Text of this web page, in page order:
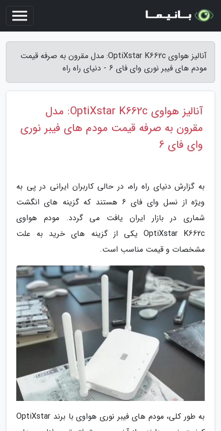
آنالیز هواوی OptiXstar K662c: مدل مقرون به صرفه قیمت
مودم های فیبر نوری وای فای 6 - دنیای راه راه
آنالیز هواوی OptiXstar K662c: مدل
مقرون به صرفه قیمت مودم های فیبر نوری
وای فای 6
به گزارش دنیای راه راه، در حالی کاربران ایرانی در پی به
ویژه از نسل وای فای 6 هستند که گزینه های انگشت
شماری در بازار ایران یافت می گردد. مودم هواوی
OptiXstar K662c یکی از گزینه های خرید به علت
مشخصات و قیمت مناسب است.
به طور کلی، مودم های فیبر نوری هواوی با برند OptiXstar